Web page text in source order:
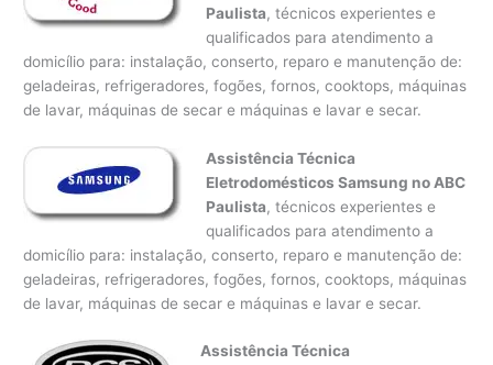
Paulista, técnicos experientes e
qualificados para atendimento a
domicílio para: instalação, conserto, reparo e manutenção de:
geladeiras, refrigeradores, fogões, fornos, cooktops, máquinas
de lavar, máquinas de secar e máquinas e lavar e secar.
Assistência Técnica
Eletrodomésticos Samsung no ABC
Paulista, técnicos experientes e
qualificados para atendimento a
domicílio para: instalação, conserto, reparo e manutenção de:
geladeiras, refrigeradores, fogões, fornos, cooktops, máquinas
de lavar, máquinas de secar e máquinas e lavar e secar.
Assistência Técnica